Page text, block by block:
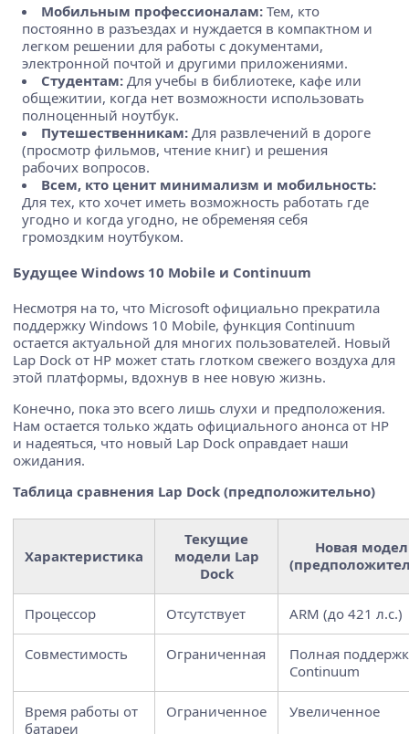
Мобильным профессионалам: Тем, кто
постоянно в разъездах и нуждается в компактном и
легком решении для работы с документами,
электронной почтой и другими приложениями.
Студентам: Для учебы в библиотеке, кафе или
общежитии, когда нет возможности использовать
полноценный ноутбук.
Путешественникам: Для развлечений в дороге
(просмотр фильмов, чтение книг) и решения
рабочих вопросов.
Всем, кто ценит минимализм и мобильность:
Для тех, кто хочет иметь возможность работать где
угодно и когда угодно, не обременяя себя
громоздким ноутбуком.
Будущее Windows 10 Mobile и Continuum
Несмотря на то, что Microsoft официально прекратила
поддержку Windows 10 Mobile, функция Continuum
остается актуальной для многих пользователей. Новый
Lap Dock от HP может стать глотком свежего воздуха для
этой платформы, вдохнув в нее новую жизнь.
Конечно, пока это всего лишь слухи и предположения.
Нам остается только ждать официального анонса от HP
и надеяться, что новый Lap Dock оправдает наши
ожидания.
Таблица сравнения Lap Dock (предположительно)
Характеристика
Текущие
модели Lap
Dock
Новая
Процессор Отсутствует ARM (до 421 л.с.)
Совместимость Ограниченная
Полная
Continuum
Время работы от
батареи
Ограниченное Увеличенное